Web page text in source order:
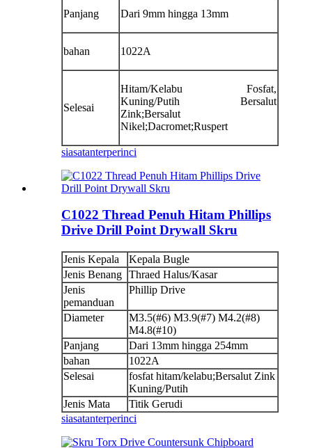
Panjang Dari 9mm hingga 13mm
bahan 1022A
Selesai
Hitam/Kelabu Fosfat,
Kuning/Putih Bersalut
Zink;Bersalut
Nikel;Dacromet;Ruspert
siasatanterperinci
C1022 Thread Penuh Hitam Phillips
Drive Drill Point Drywall Skru
Jenis Kepala
Kepala Bugle
Jenis Benang Thraed Halus/Kasar
Jenis
pemanduan
Phillip Drive
Diameter
M3.5(#6) M3.9(#7) M4.2(#8)
M4.8(#10)
Panjang
Dari 13mm hingga 254mm
bahan
1022A
Selesai
fosfat hitam/kelabu;Bersalut Zink
Kuning/Putih
Jenis Mata
Titik Gerudi
siasatanterperinci